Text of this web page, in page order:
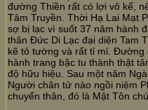
đường Thiền rất có lợi vô kể,
Tâm Truyền. Thời Hạ Lai Mạt
sợ bị lạc vì suốt 37 năm hành
thân Đức Di Lạc đại diện Tam
kẽ tỏ tường và rất tỉ mỉ. Đường
hành trang bậc tu thành thật
độ hữu hiệu. Sau một năm
Người chân tử nào ngồi niệm
chuyển thân, đó là Mật Tôn